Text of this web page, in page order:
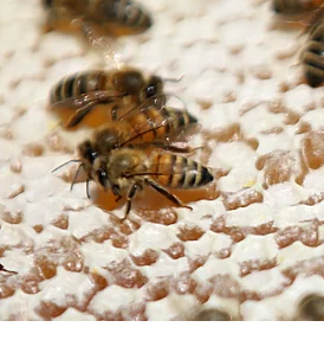
verlag
veranstaltungen
shop
fragen & hilfe
unterstützen
abo
genossenschaft